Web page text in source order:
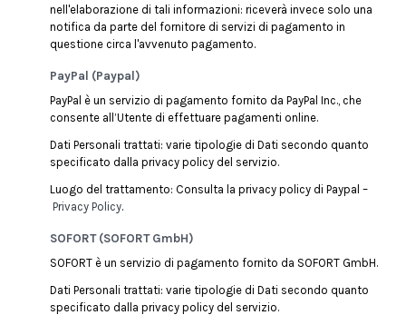
nell'elaborazione di tali informazioni: riceverà invece solo una
notifica da parte del fornitore di servizi di pagamento in
questione circa l'avvenuto pagamento.
PayPal (Paypal)
PayPal è un servizio di pagamento fornito da PayPal Inc., che
consente all’Utente di effettuare pagamenti online.
Dati Personali trattati: varie tipologie di Dati secondo quanto
specificato dalla privacy policy del servizio.
Luogo del trattamento: Consulta la privacy policy di Paypal –
Privacy Policy.
SOFORT (SOFORT GmbH)
SOFORT è un servizio di pagamento fornito da SOFORT GmbH.
Dati Personali trattati: varie tipologie di Dati secondo quanto
specificato dalla privacy policy del servizio.